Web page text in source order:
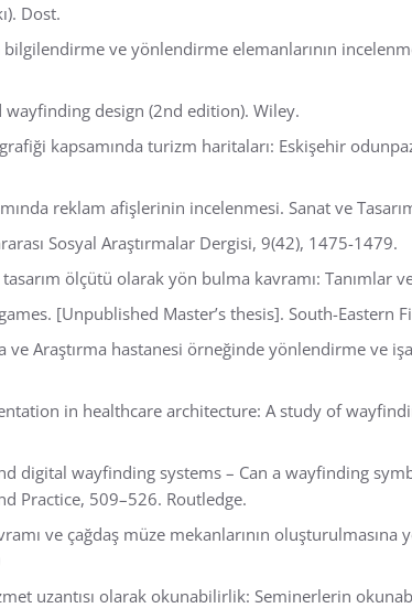
Dost.
bilgilendirme ve yönlendirme elemanlarının
wayfinding design (2nd edition). Wiley.
kapsamında turizm haritaları: Eskişehir
reklam afişlerinin incelenmesi. Sanat ve
Sosyal Araştırmalar Dergisi, 9(42), 1475-1479.
ölçütü olarak yön bulma kavramı: Tanımlar
[Unpublished Master’s thesis]. South-Eastern
Araştırma hastanesi örneğinde yönlendirme ve
in healthcare architecture: A study of
digital wayfinding systems – Can a wayfinding
Practice, 509–526. Routledge.
ve çağdaş müze mekanlarının oluşturulmasına
uzantısı olarak okunabilirlik: Seminerlerin